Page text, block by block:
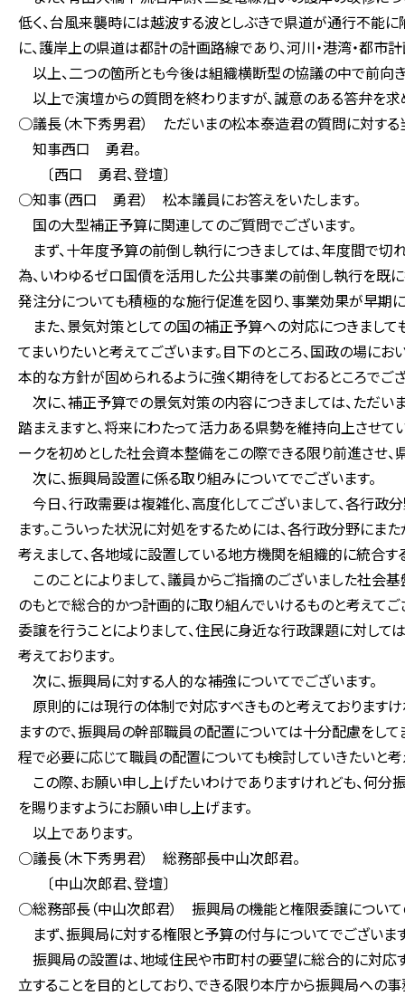
低く、台風来襲時には越波する波としぶきで県道が通行不能
に、護岸上の県道は都計の計画路線であり、河川・港湾・都市
以上、二つの箇所とも今後は組織横断型の協議の中で前向
以上で演壇からの質問を終わりますが、誠意のある答弁を求
○議長（木下秀男君） ただいまの松本泰造君の質問に対する
知事西口 勇君。
〔西口 勇君、登壇〕
○知事（西口 勇君） 松本議員にお答えをいたします。
国の大型補正予算に関連してのご質問でございます。
まず、十年度予算の前倒し執行につきましては、年度間で
為、いわゆるゼロ国債を活用した公共事業の前倒し執行を既
発注分についても積極的な施行促進を図り、事業効果が早期
また、景気対策としての国の補正予算への対応につきまし
てまいりたいと考えてございます。目下のところ、国政の場に
本的な方針が固められるように強く期待をしておるところでござ
次に、補正予算での景気対策の内容につきましては、ただ
踏まえますと、将来にわたって活力ある県勢を維持向上させて
ークを初めとした社会資本整備をこの際できる限り前進させ
次に、振興局設置に係る取り組みについてでございます。
今日、行政需要は複雑化、高度化してございまして、各行
ます。こういった状況に対処をするためには、各行政分野に
考えまして、各地域に設置している地方機関を組織的に統合す
このことによりまして、議員からご指摘のございました社会
のもとで総合的かつ計画的に取り組んでいけるものと考えて
委譲を行うことによりまして、住民に身近な行政課題に対し
考えております。
次に、振興局に対する人的な補強についてでございます。
原則的には現行の体制で対応すべきものと考えております
ますので、振興局の幹部職員の配置については十分配慮をし
程で必要に応じて職員の配置についても検討していきたいと考
この際、お願い申し上げたいわけでありますけれども、何分
を賜りますようにお願い申し上げます。
以上であります。
○議長（木下秀男君） 総務部長中山次郎君。
〔中山次郎君、登壇〕
○総務部長（中山次郎君） 振興局の機能と権限委譲について
まず、振興局に対する権限と予算の付与についてでございま
振興局の設置は、地域住民や市町村の要望に総合的に対応
立することを目的としており、できる限り本庁から振興局への